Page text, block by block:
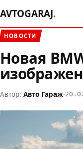
AVTOGARAJ.
НОВОСТИ
Новая
Автор: Авто Гараж·